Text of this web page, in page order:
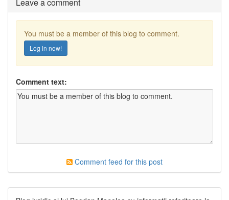
You must be a member of this blog to comment.
Log in now!
Comment text:
Comment feed for this post